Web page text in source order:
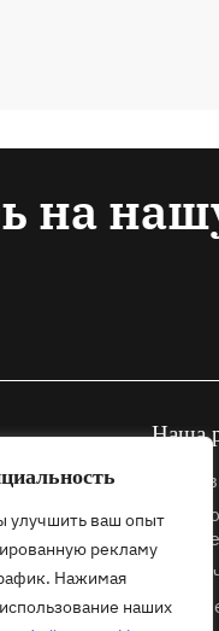
улучшить ваш опыт
рекламу
Нажимая
наших
на
EКOM
Наша
Права